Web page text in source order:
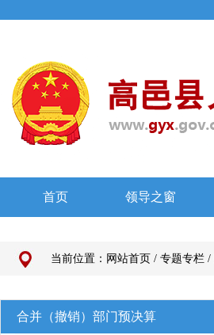
当前位置： 网站首页 / 专题专栏 /
合并（撤销）部门预决算